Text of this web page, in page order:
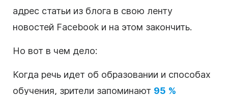
адрес статьи из блога в свою ленту
новостей Facebook и на этом закончить.
Но вот в чем дело:
Когда речь идет об образовании и способах
обучения, зрители запоминают 95 %